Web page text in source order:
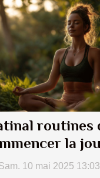
routines
la
10 mai 2025 13:03